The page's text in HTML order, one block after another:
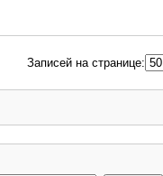
Записей на странице: